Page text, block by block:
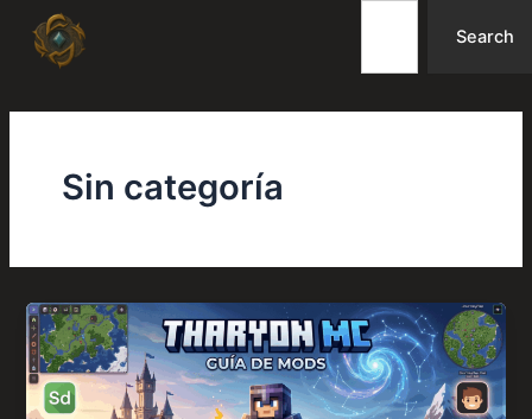
content
Search
Sin categoría